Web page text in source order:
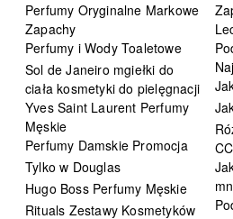
Perfumy Oryginalne Markowe
Zapachy
Perfumy i Wody Toaletowe
Sol de Janeiro mgiełki do
ciała kosmetyki do pielęgnacji
Yves Saint Laurent Perfumy
Męskie
Perfumy Damskie Promocja
Tylko w Douglas
Hugo Boss Perfumy Męskie
Rituals Zestawy Kosmetyków
CC